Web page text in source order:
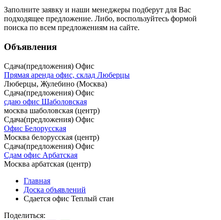
Заполните заявку и наши менеджеры подберут для Вас
подходящее предложение. Либо, воспользуйтесь формой
поиска по всем предложениям на сайте.
Объявления
Сдача(предложения) Офис
Прямая аренда офис, склад Люберцы
Люберцы, Жулебино (Москва)
Сдача(предложения) Офис
сдаю офис Шаболовская
москва шаболовская (центр)
Сдача(предложения) Офис
Офис Белорусская
Москва белорусская (центр)
Сдача(предложения) Офис
Сдам офис Арбатская
Москва арбатская (центр)
Главная
Доска объявлений
Сдается офис Теплый стан
Поделиться: